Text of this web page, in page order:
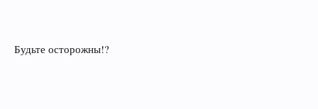
Будьте осторожны!?